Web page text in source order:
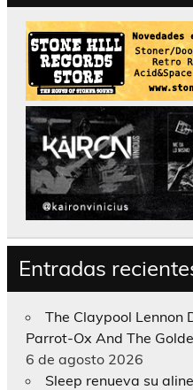
Entradas
The Claypool Lennon
Parrot-Ox And The
6 de agosto 2026
Sleep renueva su